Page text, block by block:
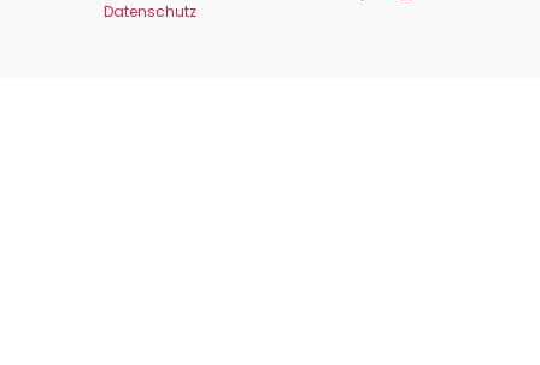
Datenschutz